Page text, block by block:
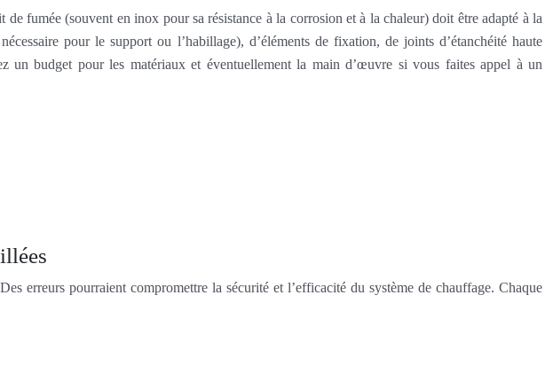
fumée (souvent en inox pour sa résistance à la corrosion et à la chaleur) doit être adapté à la
pour le support ou l’habillage), d’éléments de fixation, de joints d’étanchéité haute
un budget pour les matériaux et éventuellement la main d’œuvre si vous faites appel à un
erreurs pourraient compromettre la sécurité et l’efficacité du système de chauffage. Chaque